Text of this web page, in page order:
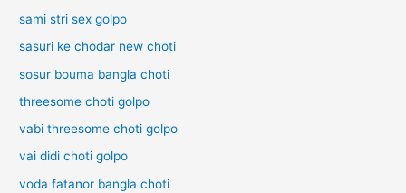
sami stri sex golpo
sasuri ke chodar new choti
sosur bouma bangla choti
threesome choti golpo
vabi threesome choti golpo
vai didi choti golpo
voda fatanor bangla choti